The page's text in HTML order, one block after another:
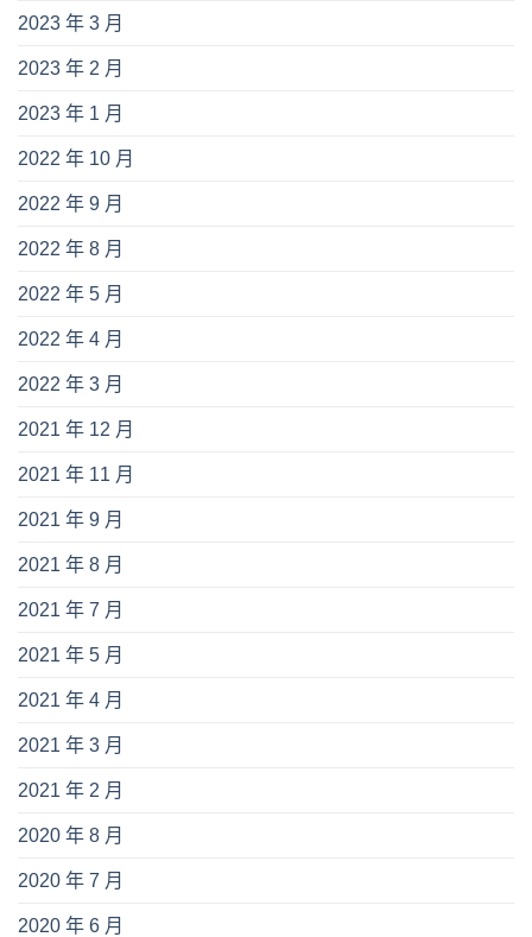
2023 年 3 月
2023 年 2 月
2023 年 1 月
2022 年 10 月
2022 年 9 月
2022 年 8 月
2022 年 5 月
2022 年 4 月
2022 年 3 月
2021 年 12 月
2021 年 11 月
2021 年 9 月
2021 年 8 月
2021 年 7 月
2021 年 5 月
2021 年 4 月
2021 年 3 月
2021 年 2 月
2020 年 8 月
2020 年 7 月
2020 年 6 月